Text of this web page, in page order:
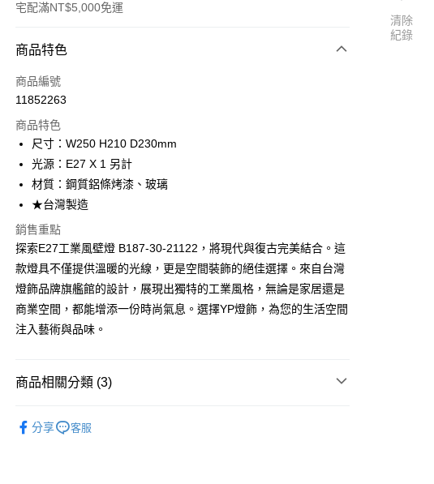
宅配滿NT$5,000免運
付款方式
信用卡一次付款
Apple Pay
街口支付
悠遊付
Google Pay
AFTEE先享後付
相關說明
【關於「AFTEE先享後付」】
AFTEE先享後付是「在收到商品之後才付款」的支付方式。 讓您購物簡單
２．便利：只要手機號碼，簡訊認證，即可結帳。
【「AFTEE先享後付」結帳流程】
ATM付款
運送方式
新竹貨運宅配
商品特色
商品編號
11852263
商品特色
尺寸：W250 H210 D230mm
光源：E27 X 1 另計
材質：鋼質鋁條烤漆、玻璃
★台灣製造
銷售重點
探索E27工業風壁燈 B187-30-21122，將現代與復古完美結合。這
款燈具不僅提供溫暖的光線，更是空間裝飾的絕佳選擇。來自台灣
燈飾品牌旗艦館的設計，展現出獨特的工業風格，無論是家居還是
商業空間，都能增添一份時尚氣息。選擇YP燈飾，為您的生活空間
注入藝術與品味。
商品相關分類 (3)
分享 客服
清除
紀錄